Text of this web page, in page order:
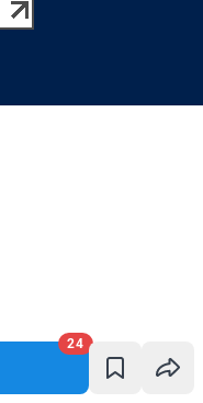
24